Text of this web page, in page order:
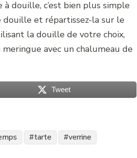
douille, c’est bien plus simple
douille et répartissez-la sur le
la douille de votre choix,
avec un chalumeau de
Tweet
tarte verrine